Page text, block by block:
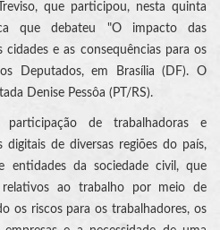
que participou, nesta quinta
que debateu "O impacto das
e as consequências para os
Deputados, em Brasília (DF). O
Denise Pessôa (PT/RS).
de trabalhadoras e
de diversas regiões do país,
entidades da sociedade civil, que
relativos ao trabalho por meio de
os riscos para os trabalhadores, os